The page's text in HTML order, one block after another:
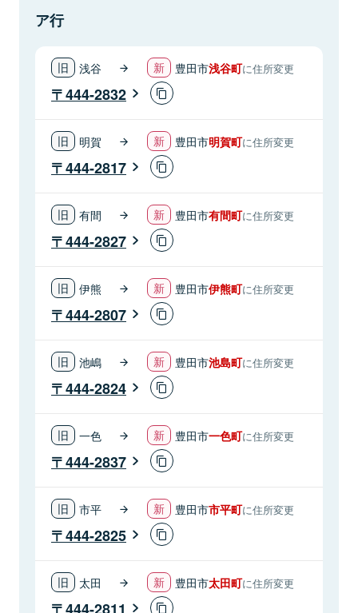
ア行
浅谷 豊田市浅谷町に住所変更
444-2832
明賀 豊田市明賀町に住所変更
444-2817
有間 豊田市有間町に住所変更
444-2827
伊熊 豊田市伊熊町に住所変更
444-2807
池嶋 豊田市池島町に住所変更
444-2824
一色 豊田市一色町に住所変更
444-2837
市平 豊田市市平町に住所変更
444-2825
太田 豊田市太田町に住所変更
444-2811